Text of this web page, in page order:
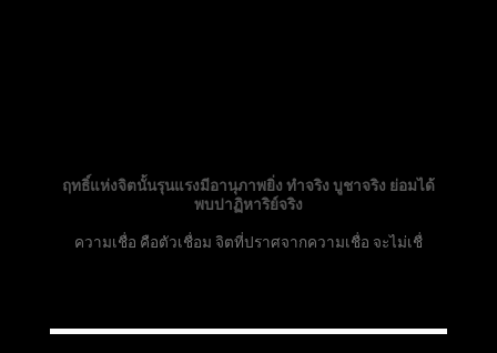
ฤทธิ์แห่งจิตนั้นรุนแรงมีอานุภาพยิ่ง ทำจริง บูชาจริง ย่อมได้
พบปาฏิหาริย์จริง
ความเชื่อ คือตัวเชื่อม จิตที่ปราศจากความเชื่อ จะไม่เชื่